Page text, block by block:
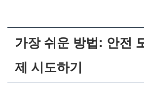
가장 쉬운 방법: 안전
제 시도하기